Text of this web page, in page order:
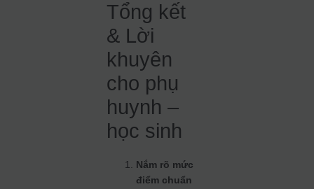
Tổng kết
& Lời
khuyên
cho phụ
huynh –
học sinh
Nắm rõ mức
điểm chuẩn